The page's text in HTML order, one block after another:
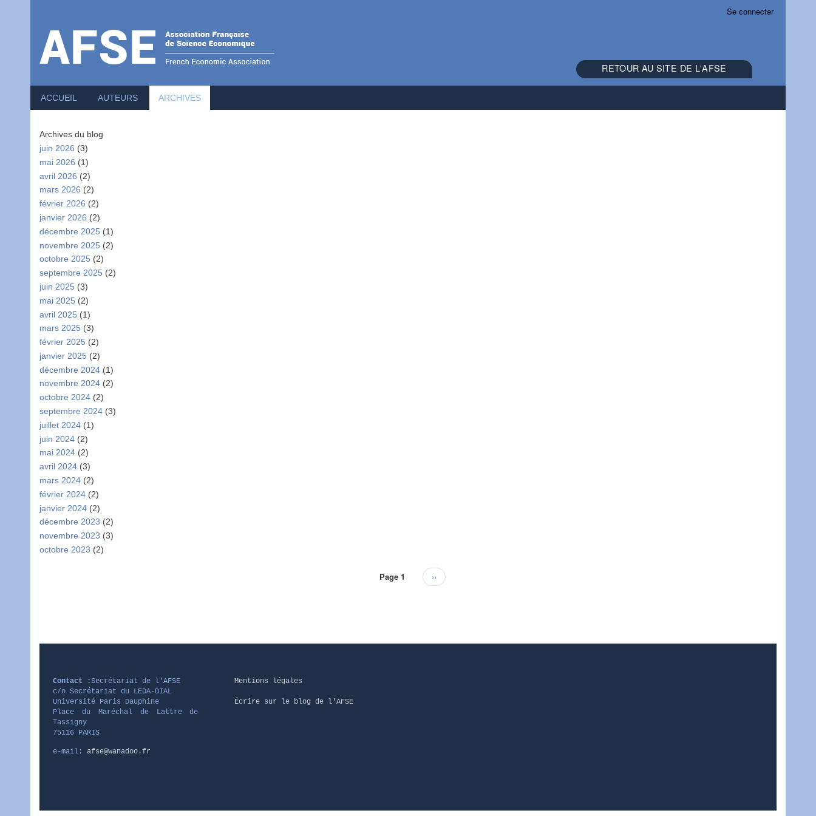
compte
l'utilisateur
Se connecter
RETOUR AU SITE DE L'AFSE
ACCUEIL AUTEURS ARCHIVES
Archives du blog
juin 2026 (3)
mai 2026 (1)
avril 2026 (2)
mars 2026 (2)
février 2026 (2)
janvier 2026 (2)
décembre 2025 (1)
novembre 2025 (2)
octobre 2025 (2)
septembre 2025 (2)
juin 2025 (3)
mai 2025 (2)
avril 2025 (1)
mars 2025 (3)
février 2025 (2)
janvier 2025 (2)
décembre 2024 (1)
novembre 2024 (2)
octobre 2024 (2)
septembre 2024 (3)
juillet 2024 (1)
juin 2024 (2)
mai 2024 (2)
avril 2024 (3)
mars 2024 (2)
février 2024 (2)
janvier 2024 (2)
décembre 2023 (2)
novembre 2023 (3)
octobre 2023 (2)
Page 1
Page
suivante
››
Contact :Secrétariat de l'AFSE
c/o Secrétariat du LEDA-DIAL
Université Paris Dauphine
Place du Maréchal de Lattre de
Tassigny
75116 PARIS
e-mail: afse@wanadoo.fr
Mentions légales
Écrire sur le blog de l'AFSE